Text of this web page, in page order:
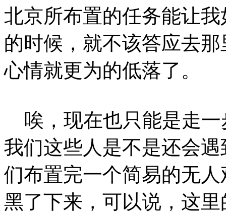
北京所布置的任务能让
的时候，就不该答应去
心情就更为的低落了。
唉，现在也只能是走一
我们这些人是不是还会
们布置完一个简易的无
黑了下来，可以说，这